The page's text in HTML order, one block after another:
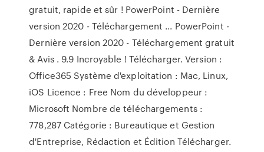
gratuit, rapide et sûr ! PowerPoint - Dernière
version 2020 - Téléchargement ... PowerPoint -
Dernière version 2020 - Téléchargement gratuit
& Avis . 9.9 Incroyable ! Télécharger. Version :
Office365 Système d'exploitation : Mac, Linux,
iOS Licence : Free Nom du développeur :
Microsoft Nombre de téléchargements :
778,287 Catégorie : Bureautique et Gestion
d'Entreprise, Rédaction et Édition Télécharger.